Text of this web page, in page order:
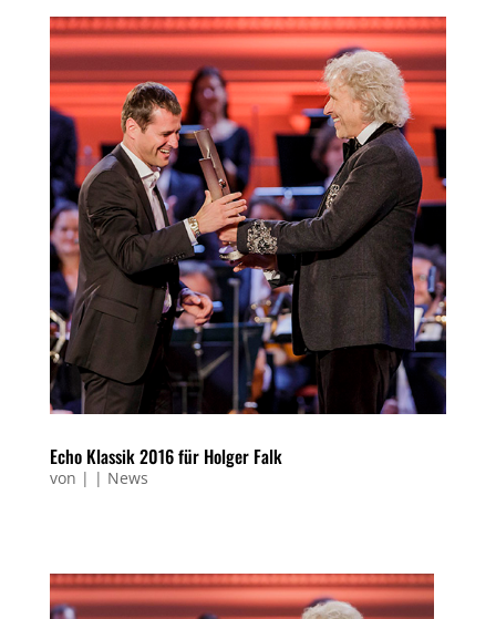
Echo Klassik 2016 für Holger Falk
von | | News